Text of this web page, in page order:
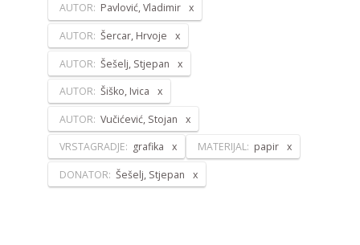
AUTOR: Pavlović, Vladimir
AUTOR: Šercar, Hrvoje
AUTOR: Šešelj, Stjepan
AUTOR: Šiško, Ivica
AUTOR: Vučićević, Stojan
VRSTAGRADJE: grafika MATERIJAL: papir
DONATOR: Šešelj, Stjepan